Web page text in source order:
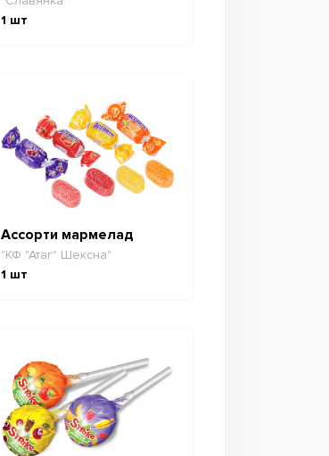
1 шт
Ассорти мармелад
"КФ "Атаг" Шексна"
1 шт